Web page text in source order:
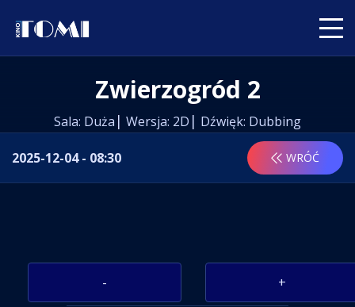
Zwierzogród 2
Sala: Duża Wersja: 2D Dźwięk: Dubbing
WRÓĆ
2025-12-04 - 08:30
- +